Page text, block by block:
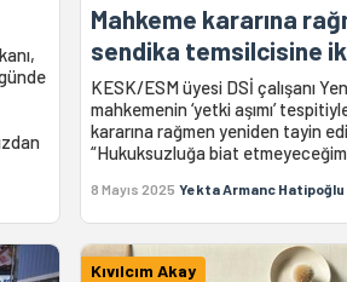
Mahkeme kararına
sendika temsilcisine
KESK/ESM üyesi DSİ çalışanı
mahkemenin ‘yetki aşımı’
kararına rağmen yeniden tayin
“Hukuksuzluğa biat
8 Mayıs 2025 Yekta Armanc Hatipoğlu
Kıvılcım Akay